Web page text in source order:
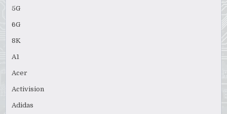
5G
6G
8K
A1
Acer
Activision
Adidas